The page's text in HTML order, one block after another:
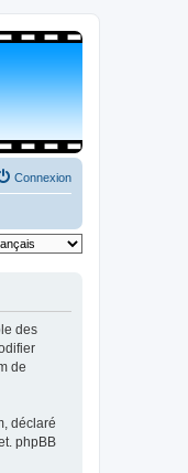
Connexion
des
de
déclaré
phpBB